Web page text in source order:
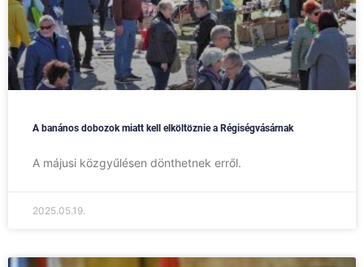
A banános dobozok miatt kell elköltöznie a Régiségvásárnak
A májusi közgyűlésen dönthetnek erről.
2025.05.19.